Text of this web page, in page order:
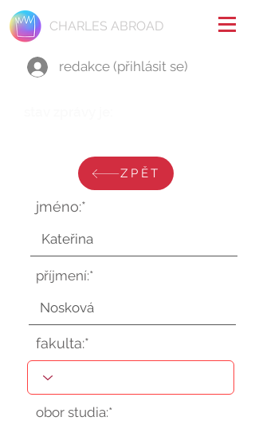
CHARLES ABROAD
redakce (přihlásit se)
ZPĚT
jméno:*
příjmení:*
fakulta:*
obor studia:*